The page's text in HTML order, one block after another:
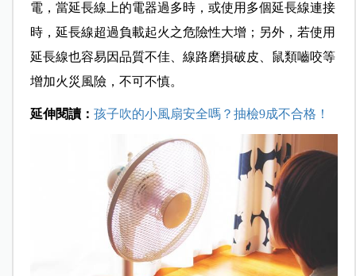
電，當延長線上的電器過多時，或使用多個延長線連接
時，延長線超過負載起火之危險性大增；另外，若使用
延長線也容易因品質不佳、線路磨損破皮、鼠類嚙咬等
增加火災風險，不可不慎。
延伸閱讀： 孩子吹的小風扇安全嗎？抽檢9成不合格！